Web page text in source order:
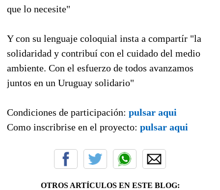
que lo necesite"
Y con su lenguaje coloquial insta a compartír "la
solidaridad y contribuí con el cuidado del medio
ambiente. Con el esfuerzo de todos avanzamos
juntos en un Uruguay solidario"
Condiciones de participación: pulsar aqui
Como inscribrise en el proyecto: pulsar aqui
OTROS ARTÍCULOS EN ESTE BLOG: